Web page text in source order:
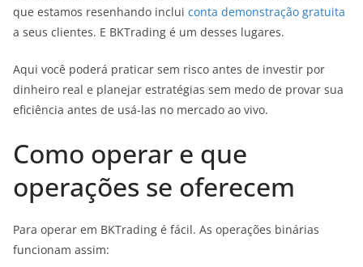
que estamos resenhando inclui conta demonstração gratuita
a seus clientes. E BKTrading é um desses lugares.
Aqui você poderá praticar sem risco antes de investir por
dinheiro real e planejar estratégias sem medo de provar sua
eficiência antes de usá-las no mercado ao vivo.
Como operar e que
operações se oferecem
Para operar em BKTrading é fácil. As operações binárias
funcionam assim: